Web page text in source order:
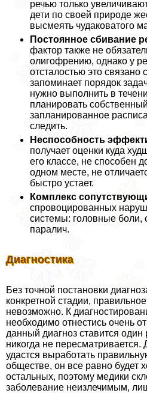
речью только
дети по своей природе
высмеять чудаковатого
Постоянное сбивание
фактор также не
олигофрению, однако у
отсталостью это связано
запоминает порядок
нужно выполнить в
планировать
запланированное
следить.
Неспособность
получает оценки куда
его классе, не способен
одном месте, не
быстро устает.
Комплекс
спровоцированных
системы: головные боли,
паралич.
Диагностика
Без точной постановки
конкретной стадии,
невозможно. К
необходимо отнестись очень
данный диагноз ставится
никогда не
удастся выработать
обществе, он все равно будет
остальных, поэтому медики
заболевание неизлечимым,